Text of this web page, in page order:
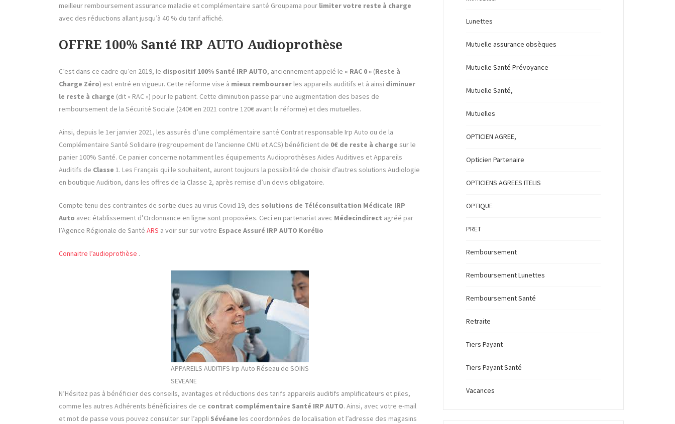
meilleur remboursement assurance maladie et complémentaire santé Groupama pour limiter votre reste à charge
avec des réductions allant jusqu’à 40 % du tarif affiché.
OFFRE 100% Santé IRP AUTO Audioprothèse
C’est dans ce cadre qu’en 2019, le dispositif 100% Santé IRP AUTO, anciennement appelé le « RAC 0 » (Reste à
Charge Zéro) est entré en vigueur. Cette réforme vise à mieux rembourser les appareils auditifs et à ainsi diminuer
le reste à charge (dit « RAC ») pour le patient. Cette diminution passe par une augmentation des bases de
remboursement de la Sécurité Sociale (240€ en 2021 contre 120€ avant la réforme) et des mutuelles.
Ainsi, depuis le 1er janvier 2021, les assurés d’une complémentaire santé Contrat responsable Irp Auto ou de la
Complémentaire Santé Solidaire (regroupement de l’ancienne CMU et ACS) bénéficient de 0€ de reste à charge sur le
panier 100% Santé. Ce panier concerne notamment les équipements Audioprothèses Aides Auditives et Appareils
Auditifs de Classe 1. Les Français qui le souhaitent, auront toujours la possibilité de choisir d’autres solutions Audiologie
en boutique Audition, dans les offres de la Classe 2, après remise d’un devis obligatoire.
Compte tenu des contraintes de sortie dues au virus Covid 19, des solutions de Téléconsultation Médicale IRP
Auto avec établissement d’Ordonnance en ligne sont proposées. Ceci en partenariat avec Médecindirect agréé par
l’Agence Régionale de Santé ARS a voir sur sur votre Espace Assuré IRP AUTO Korélio
Connaitre l’audioprothèse .
APPAREILS AUDITIFS Irp Auto Réseau de SOINS
SEVEANE
N’Hésitez pas à bénéficier des conseils, avantages et réductions des tarifs appareils auditifs amplificateurs et piles,
comme les autres Adhérents bénéficiaires de ce contrat complémentaire Santé IRP AUTO. Ainsi, avec votre e-mail
et mot de passe vous pouvez consulter sur l’appli Sévéane les coordonnées de localisation et l’adresse des magasins
Lunettes
Mutuelle assurance obsèques
Mutuelle Santé Prévoyance
Mutuelle Santé,
Mutuelles
OPTICIEN AGREE,
Opticien Partenaire
OPTICIENS AGREES ITELIS
OPTIQUE
PRET
Remboursement
Remboursement Lunettes
Remboursement Santé
Retraite
Tiers Payant
Tiers Payant Santé
Vacances